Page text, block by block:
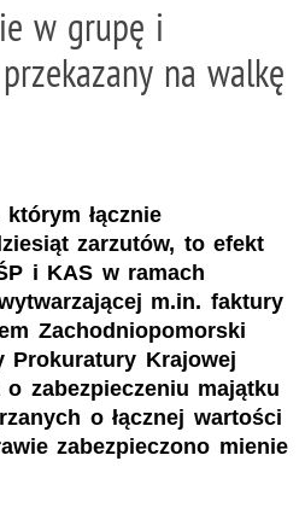
w grupę i
na walkę
łącznie
zarzutów, to efekt
i KAS w ramach
m.in. faktury
Zachodniopomorski
Prokuratury Krajowej
o zabezpieczeniu majątku
o łącznej wartości
zabezpieczono mienie